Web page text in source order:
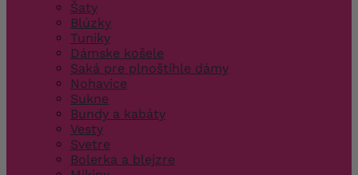
Šaty
Blúzky
Tuniky
Dámske košele
Saká pre plnoštíhle dámy
Nohavice
Sukne
Bundy a kabáty
Vesty
Svetre
Bolerka a blejzre